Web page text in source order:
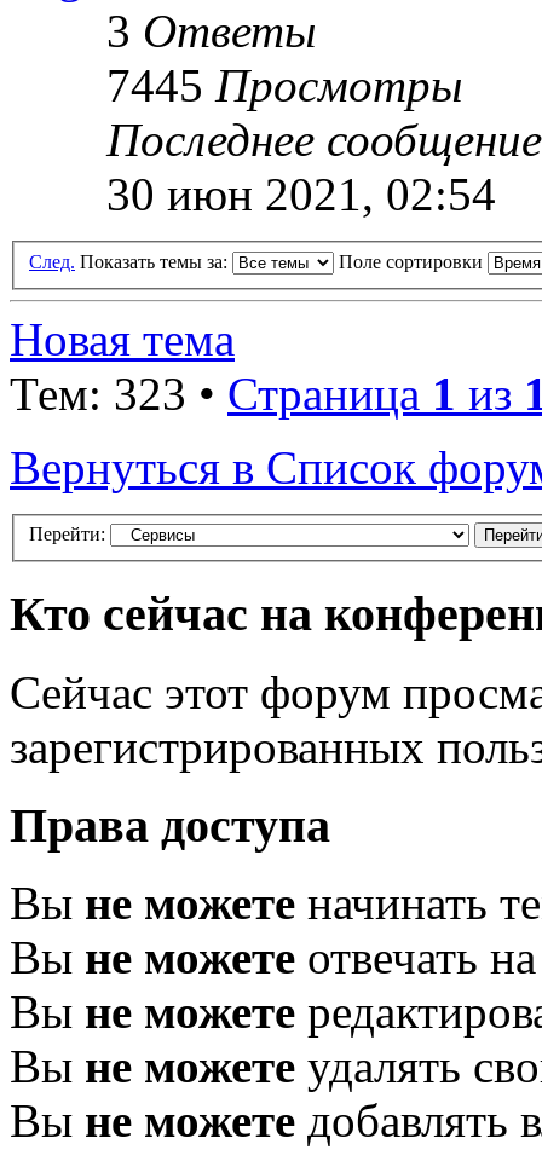
3 Ответы
7445 Просмотры
Последнее
30 июн 2021, 02:54
След. Показать темы за: Поле сортировки
Новая тема
Тем: 323 • Страница 1 из
Вернуться в Список
Перейти:
Кто сейчас на
Сейчас этот форум
зарегистрированных
Права доступа
Вы не можете начинать
Вы не можете отвечать
Вы не можете
Вы не можете удалять
Вы не можете добавлять